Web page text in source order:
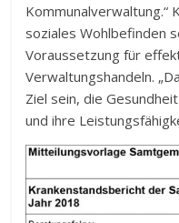
Kommunalverwaltung.“
soziales Wohlbefinden
Voraussetzung für
Verwaltungshandeln.
Ziel sein, die
und ihre